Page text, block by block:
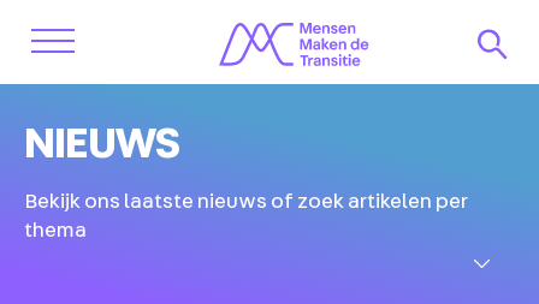
NIEUWS
Bekijk ons laatste nieuws of zoek artikelen per
thema